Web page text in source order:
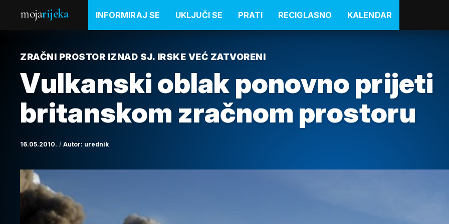
mojarijeka INFORMIRAJ SE UKLJUČI SE PRATI RECIGLASNO KALENDAR
ZRAČNI PROSTOR IZNAD SJ. IRSKE VEĆ ZATVORENI
Vulkanski oblak ponovno prijeti
britanskom zračnom prostoru
16.05.2010. Autor: urednik